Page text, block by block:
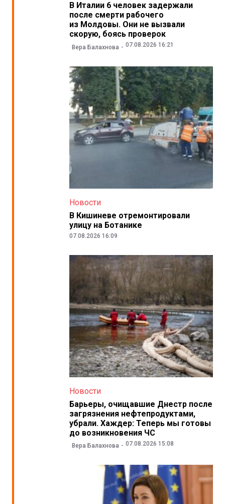
В Италии 6 человек задержали
после смерти рабочего
из Молдовы. Они не вызвали
скорую, боясь проверок
Вера Балахнова 07.08.2026 16:21
Новости
В Кишиневе отремонтировали
улицу на Ботанике
07.08.2026 16:09
Новости
Барьеры, очищавшие Днестр после
загрязнения нефтепродуктами,
убрали. Хаждер: Теперь мы готовы
до возникновения ЧС
Вера Балахнова 07.08.2026 15:08